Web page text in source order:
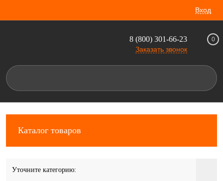
Вход
8 (800) 301-66-23
Заказать звонок
0
Каталог товаров
Уточните категорию: